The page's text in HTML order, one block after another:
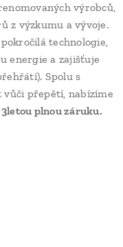
výrobců,
z výzkumu a vývoje.
technologie,
energie a zajišťuje
Spolu s
přepětí, nabízíme
3letou plnou záruku.